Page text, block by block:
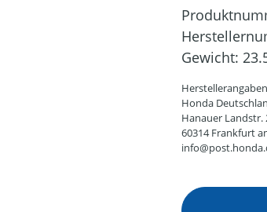
Gewicht:
Honda
Hanauer Landstr.
60314 Frankfurt